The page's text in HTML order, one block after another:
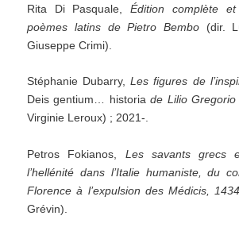
Rita Di Pasquale,Édition complète
poèmes latins de Pietro Bembo (dir.
Giuseppe Crimi).
Stéphanie Dubarry,Les figures de
Deis gentium… historiade Lilio Gregorio
Virginie Leroux) ; 2021-.
Petros Fokianos, Les savants grecs
l’hellénité dans l’Italie humaniste, du
Florence à l’expulsion des Médicis,
Grévin).